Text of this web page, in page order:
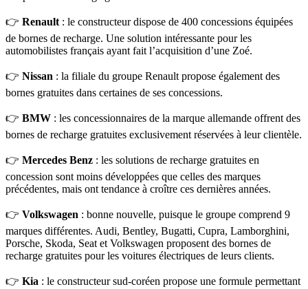
👉 Renault : le constructeur dispose de 400 concessions équipées
de bornes de recharge. Une solution intéressante pour les
automobilistes français ayant fait l’acquisition d’une Zoé.
👉 Nissan : la filiale du groupe Renault propose également des
bornes gratuites dans certaines de ses concessions.
👉 BMW : les concessionnaires de la marque allemande offrent des
bornes de recharge gratuites exclusivement réservées à leur clientèle.
👉 Mercedes Benz : les solutions de recharge gratuites en
concession sont moins développées que celles des marques
précédentes, mais ont tendance à croître ces dernières années.
👉 Volkswagen : bonne nouvelle, puisque le groupe comprend 9
marques différentes. Audi, Bentley, Bugatti, Cupra, Lamborghini,
Porsche, Skoda, Seat et Volkswagen proposent des bornes de
recharge gratuites pour les voitures électriques de leurs clients.
👉 Kia : le constructeur sud-coréen propose une formule permettant